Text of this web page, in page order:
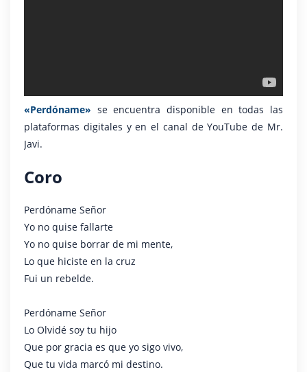
«Perdóname» se encuentra disponible en todas las
plataformas digitales y en el canal de YouTube de Mr.
Javi.
Coro
Perdóname Señor
Yo no quise fallarte
Yo no quise borrar de mi mente,
Lo que hiciste en la cruz
Fui un rebelde.
Perdóname Señor
Lo Olvidé soy tu hijo
Que por gracia es que yo sigo vivo,
Que tu vida marcó mi destino.